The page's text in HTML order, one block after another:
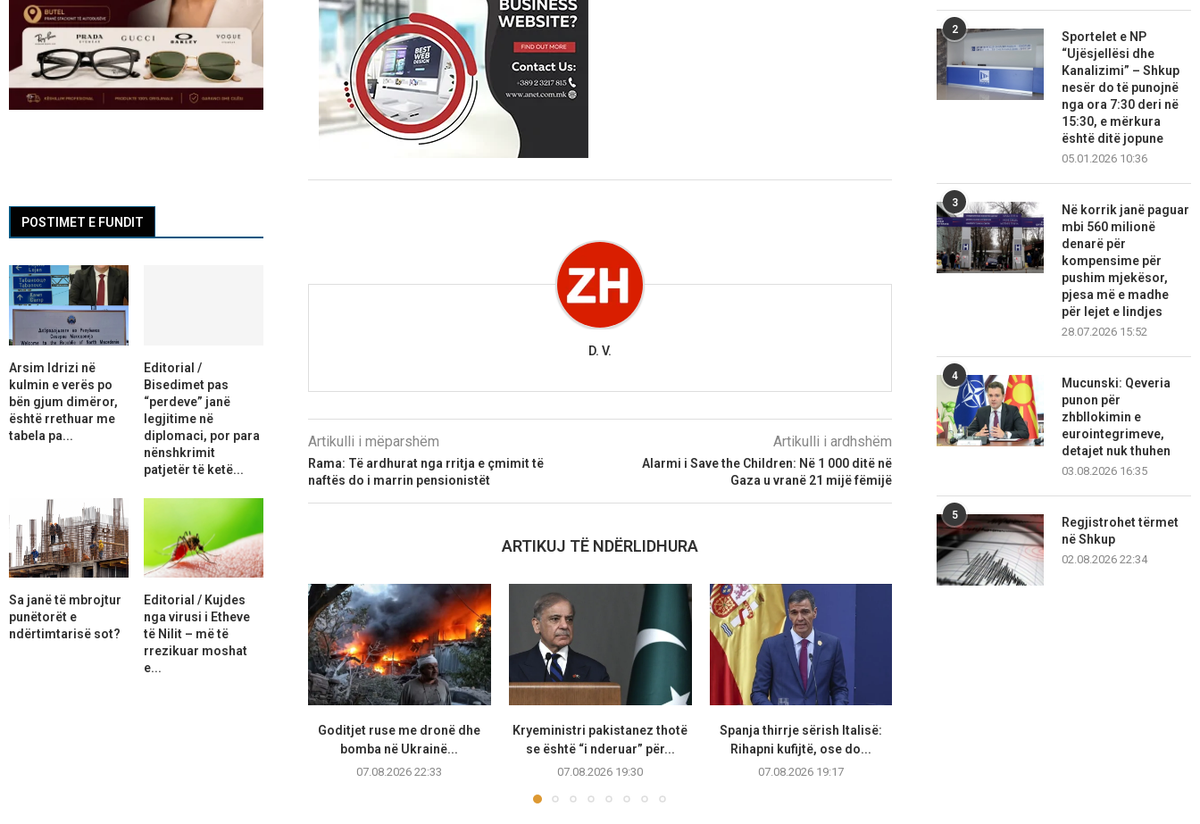
D. V.
Artikulli i mëparshëm
Rama: Të ardhurat nga rritja e çmimit të
naftës do i marrin pensionistët
Artikulli i ardhshëm
Alarmi i Save the Children: Në 1 000 ditë në
Gaza u vranë 21 mijë fëmijë
ARTIKUJ TË NDËRLIDHURA
Goditjet ruse me dronë dhe
bomba në Ukrainë...
07.08.2026 22:33
Kryeministri pakistanez thotë
se është “i nderuar” për...
07.08.2026 19:30
Spanja thirrje sërish Italisë:
Rihapni kufijtë, ose do...
07.08.2026 19:17
2
Sportelet e NP
“Ujësjellësi dhe
Kanalizimi” – Shkup
nesër do të punojnë
nga ora 7:30 deri në
15:30, e mërkura
është ditë jopune
05.01.2026 10:36
3
Në korrik janë paguar
mbi 560 milionë
denarë për
kompensime për
pushim mjekësor,
pjesa më e madhe
për lejet e lindjes
28.07.2026 15:52
4
Mucunski: Qeveria
punon për
zhbllokimin e
eurointegrimeve,
detajet nuk thuhen
03.08.2026 16:35
5
Regjistrohet tërmet
në Shkup
02.08.2026 22:34
POSTIMET E FUNDIT
Arsim Idrizi në
kulmin e verës po
bën gjum dimëror,
është rrethuar me
tabela pa...
Editorial /
Bisedimet pas
“perdeve” janë
legjitime në
diplomaci, por para
nënshkrimit
patjetër të ketë...
Sa janë të mbrojtur
punëtorët e
ndërtimtarisë sot?
Editorial / Kujdes
nga virusi i Etheve
të Nilit – më të
rrezikuar moshat
e...